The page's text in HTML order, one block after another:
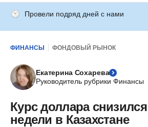
Провели подряд дней с нами
ФИНАНСЫ ФОНДОВЫЙ РЫНОК
Екатерина Сохарева
Руководитель рубрики Финансы
Курс доллара
недели в Казахстане